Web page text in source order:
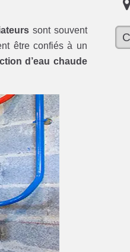
sont souvent
être confiés à un
d’eau chaude